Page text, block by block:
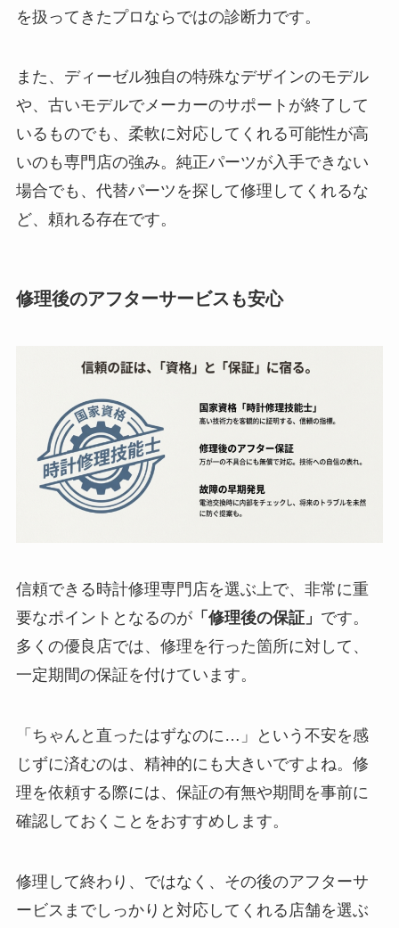
を扱ってきたプロならではの診断力です。
また、ディーゼル独自の特殊なデザインのモデル
や、古いモデルでメーカーのサポートが終了して
いるものでも、柔軟に対応してくれる可能性が高
いのも専門店の強み。純正パーツが入手できない
場合でも、代替パーツを探して修理してくれるな
ど、頼れる存在です。
修理後のアフターサービスも安心
信頼できる時計修理専門店を選ぶ上で、非常に重
要なポイントとなるのが「修理後の保証」 です。
多くの優良店では、修理を行った箇所に対して、
一定期間の保証を付けています。
「ちゃんと直ったはずなのに…」という不安を感
じずに済むのは、精神的にも大きいですよね。修
理を依頼する際には、保証の有無や期間を事前に
確認しておくことをおすすめします。
修理して終わり、ではなく、その後のアフターサ
ービスまでしっかりと対応してくれる店舗を選ぶ